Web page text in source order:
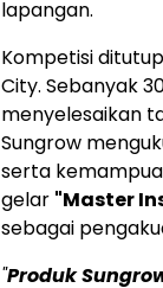
lapangan.
Kompetisi
City. Sebanyak
menyelesaikan
Sungrow
serta
gelar "Master
sebagai
"Produk